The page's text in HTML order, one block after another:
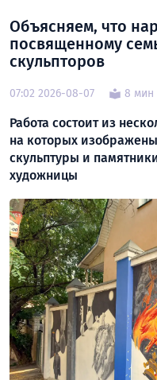
Объясняем, что
посвященному
скульпторов
07:02 2026-08-07 8 мин
Работа состоит из
на которых
скульптуры и
художницы